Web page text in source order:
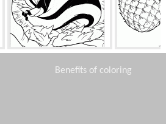
Skunk de vacaciones Piña
Benefits of coloring